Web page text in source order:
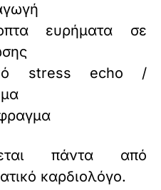
ευρήματα σε
stress echo /
πάντα από
καρδιολόγο.